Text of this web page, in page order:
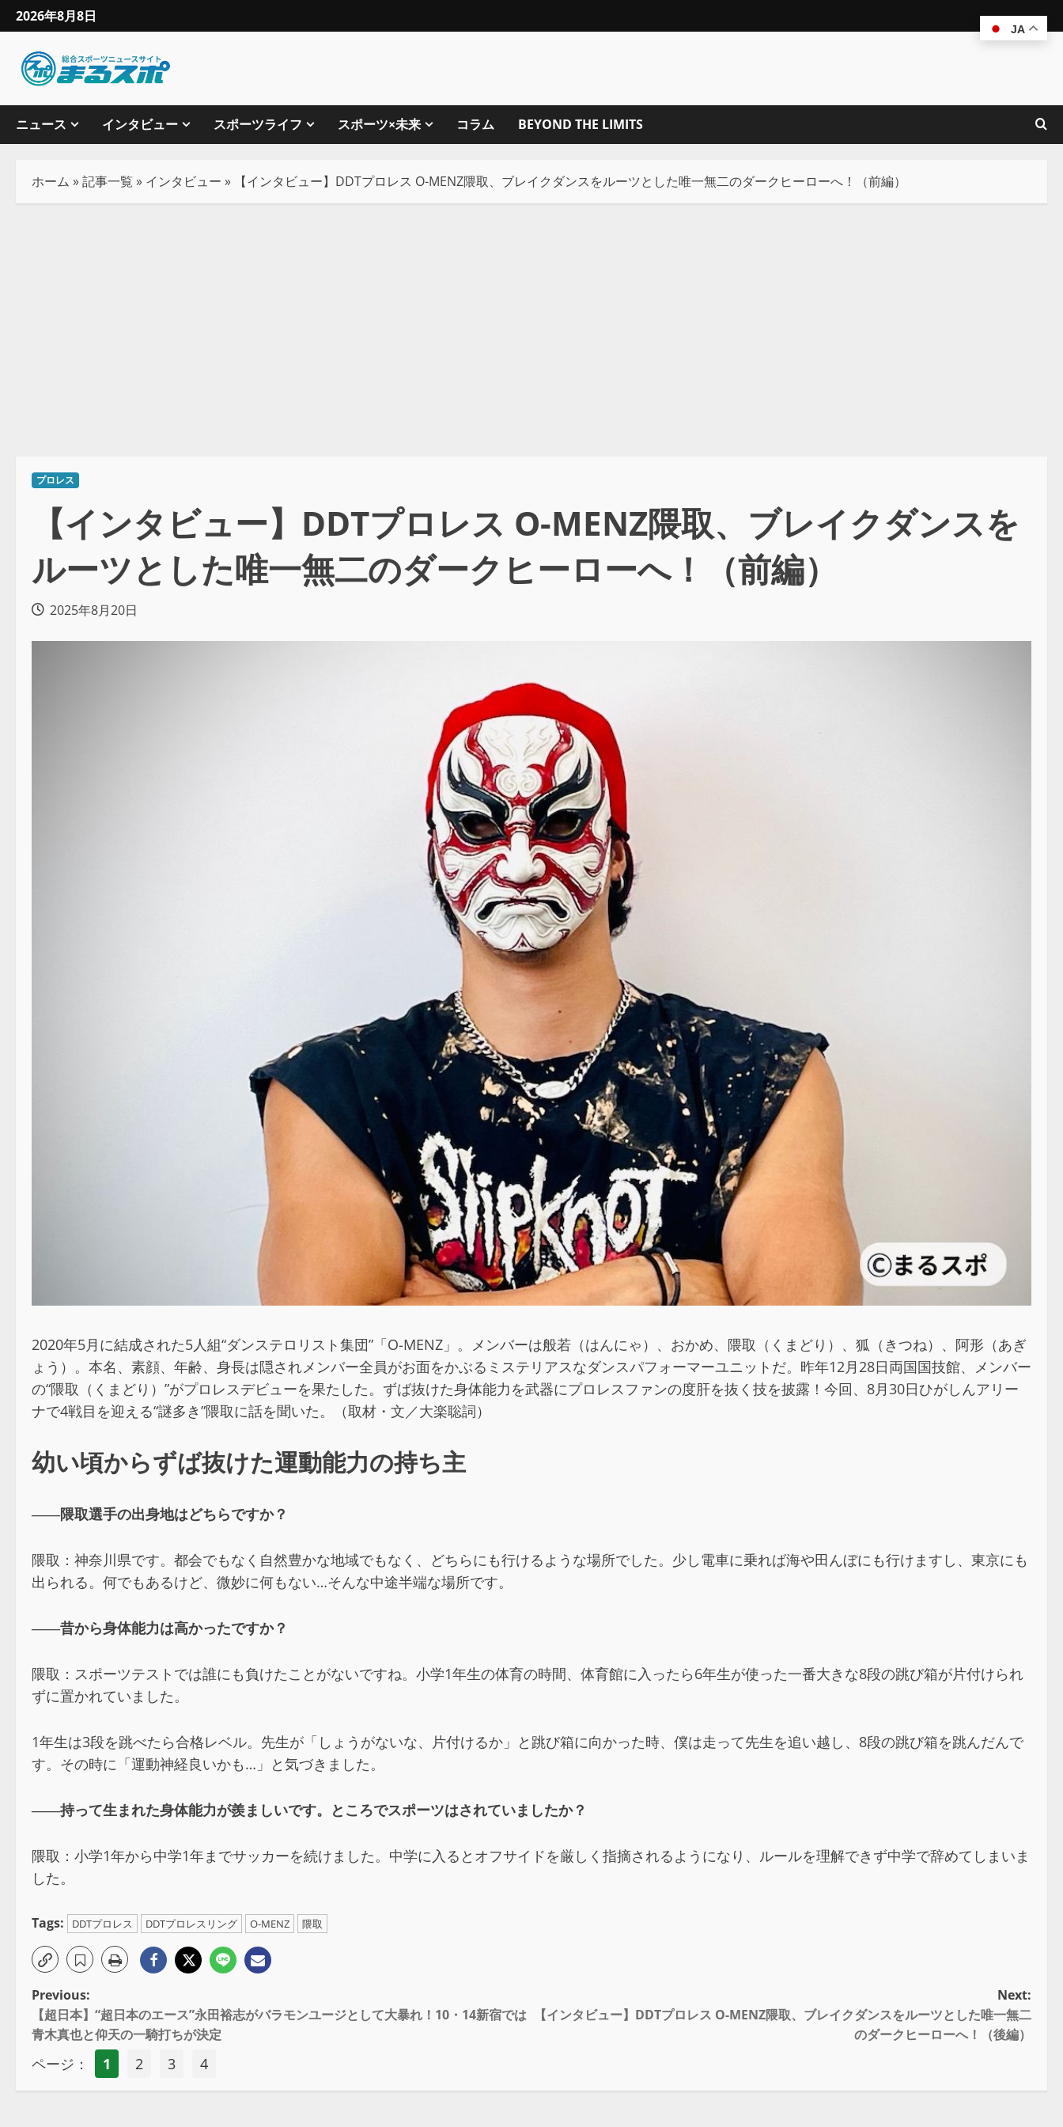
2026年8月8日
ニュース インタビュー スポーツライフ スポーツ×未来 コラム BEYOND THE LIMITS
ホーム »記事一覧 » インタビュー » 【インタビュー】DDTプロレス O-MENZ隈取、ブレイクダンスをルーツとした唯一無二のダークヒーローへ！（前編）
プロレス
【インタビュー】DDTプロレス O-MENZ隈取、ブレイクダンスを
ルーツとした唯一無二のダークヒーローへ！（前編）
2025年8月20日
2020年5月に結成された5人組“ダンステロリスト集団”「O-MENZ」。メンバーは般若（はんにゃ）、おかめ、隈取（くまどり）、狐（きつね）、阿形（あぎ
ょう）。本名、素顔、年齢、身長は隠されメンバー全員がお面をかぶるミステリアスなダンスパフォーマーユニットだ。昨年12月28日両国国技館、メンバー
の“隈取（くまどり）”がプロレスデビューを果たした。ずば抜けた身体能力を武器にプロレスファンの度肝を抜く技を披露！今回、8月30日ひがしんアリー
ナで4戦目を迎える“謎多き”隈取に話を聞いた。（取材・文／大楽聡詞）
幼い頃からずば抜けた運動能力の持ち主
――隈取選手の出身地はどちらですか？
隈取：神奈川県です。都会でもなく自然豊かな地域でもなく、どちらにも行けるような場所でした。少し電車に乗れば海や田んぼにも行けますし、東京にも
出られる。何でもあるけど、微妙に何もない…そんな中途半端な場所です。
――昔から身体能力は高かったですか？
隈取：スポーツテストでは誰にも負けたことがないですね。小学1年生の体育の時間、体育館に入ったら6年生が使った一番大きな8段の跳び箱が片付けられ
ずに置かれていました。
1年生は3段を跳べたら合格レベル。先生が「しょうがないな、片付けるか」と跳び箱に向かった時、僕は走って先生を追い越し、8段の跳び箱を跳んだんで
す。その時に「運動神経良いかも…」と気づきました。
――持って生まれた身体能力が羨ましいです。ところでスポーツはされていましたか？
隈取：小学1年から中学1年までサッカーを続けました。中学に入るとオフサイドを厳しく指摘されるようになり、ルールを理解できず中学で辞めてしまいま
した。
Tags: DDTプロレス DDTプロレスリング O-MENZ 隈取
Previous:
【超日本】“超日本のエース”永田裕志がバラモンユージとして大暴れ！10・14新宿では
青木真也と仰天の一騎打ちが決定
Next:
【インタビュー】DDTプロレス O-MENZ隈取、ブレイクダンスをルーツとした唯一無二
のダークヒーローへ！（後編）
ページ： 1 2 3 4
JA